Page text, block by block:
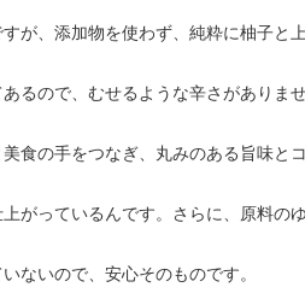
が、添加物を使わず、純粋に柚子と
るので、むせるような辛さがありま
食の手をつなぎ、丸みのある旨味と
がっているんです。さらに、原料の
ないので、安心そのものです。